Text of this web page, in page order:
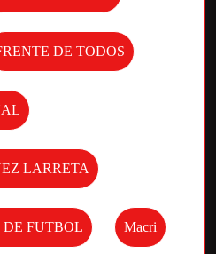
DE TODOS
LARRETA
DE FUTBOL Macri